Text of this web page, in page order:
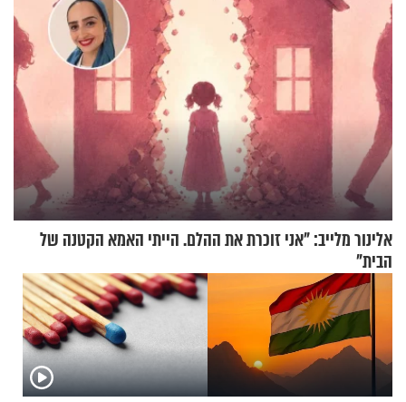
אלינור מלייב: "אני זוכרת את ההלם. הייתי האמא הקטנה של
הבית"